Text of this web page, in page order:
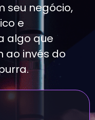
seu negócio,
e
algo que
ao invés do